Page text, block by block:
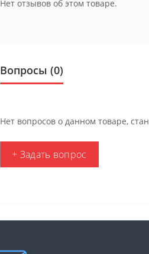
Нет отзывов об этом товаре.
Вопросы (0)
Нет вопросов о данном товаре,
+ Задать вопрос